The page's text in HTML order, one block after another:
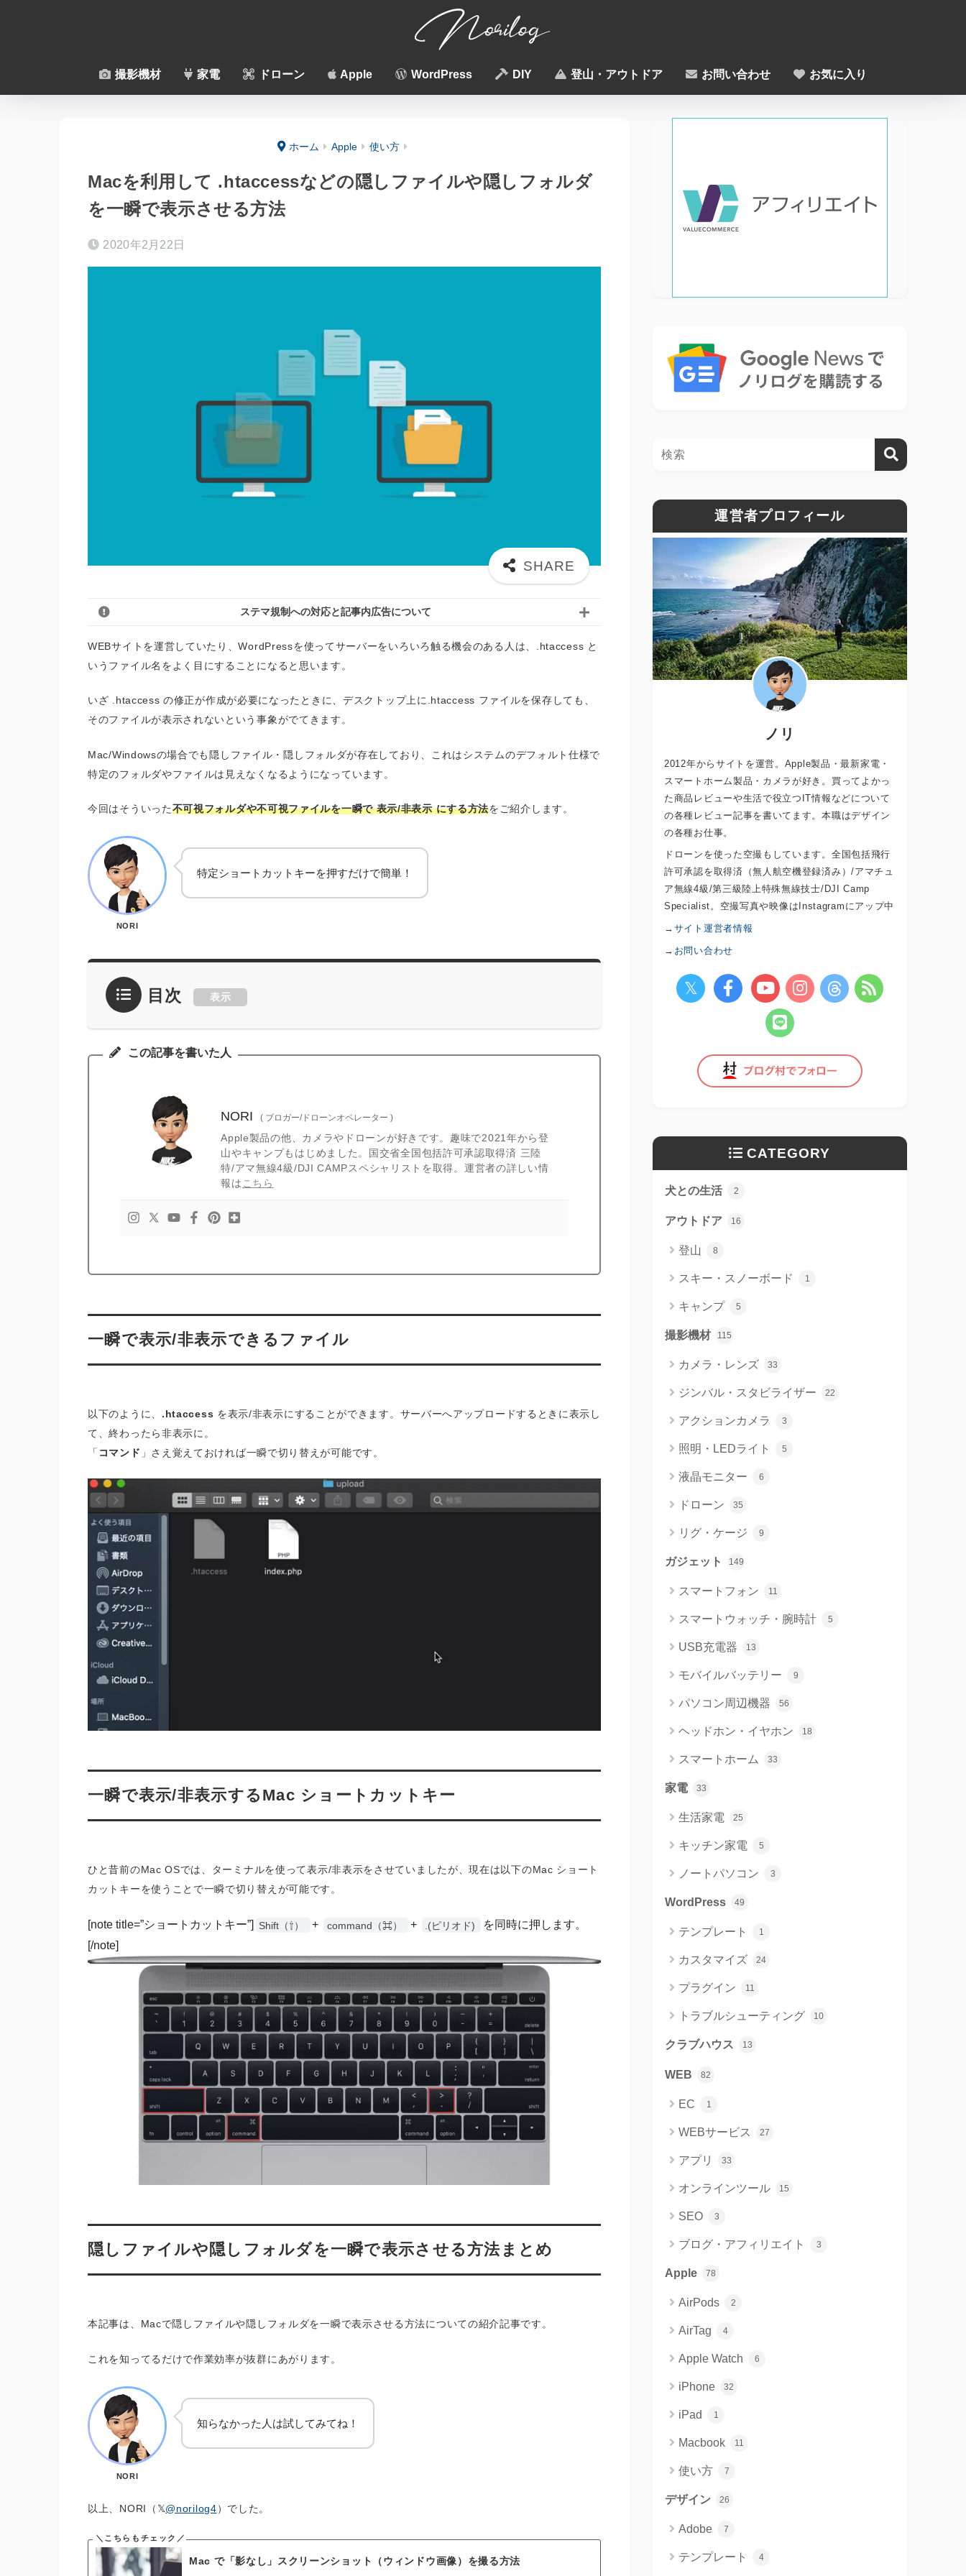
撮影機材 家電 ドローン Apple WordPress DIY 登山・アウトドア お問い合わせ お気に入り
ホーム Apple 使い方
Macを利用して .htaccessなどの隠しファイルや隠しフォルダ
を一瞬で表示させる方法
2020年2月22日
ステマ規制への対応と記事内広告について
WEBサイトを運営していたり、WordPressを使ってサーバーをいろいろ触る機会のある人は、.htaccess と
いうファイル名をよく目にすることになると思います。
いざ .htaccess の修正が作成が必要になったときに、デスクトップ上に.htaccess ファイルを保存しても、
そのファイルが表示されないという事象がでてきます。
Mac/Windowsの場合でも隠しファイル・隠しフォルダが存在しており、これはシステムのデフォルト仕様で
特定のフォルダやファイルは見えなくなるようになっています。
今回はそういった不可視フォルダや不可視ファイルを一瞬で 表示/非表示 にする方法をご紹介します。
NORI
特定ショートカットキーを押すだけで簡単！
目次 表示
この記事を書いた人
NORI ( ブロガー/ドローンオペレーター)
Apple製品の他、カメラやドローンが好きです。趣味で2021年から登
山やキャンプもはじめました。国交省全国包括許可承認取得済 三陸
特/アマ無線4級/DJI CAMPスペシャリストを取得。運営者の詳しい情
報は こちら
一瞬で表示/非表示できるファイル
以下のように、 .htaccess を表示/非表示にすることができます。サーバーへアップロードするときに表示し
て、終わったら非表示に。
「 コマンド 」さえ覚えておければ一瞬で切り替えが可能です。
一瞬で表示/非表示するMac ショートカットキー
ひと昔前のMac OSでは、ターミナルを使って表示/非表示をさせていましたが、現在は以下のMac ショート
カットキーを使うことで一瞬で切り替えが可能です。
[note title=”ショートカットキー”] Shift（⇧） + command（⌘） + .(ピリオド)
を同時に押します。
[/note]
隠しファイルや隠しフォルダを一瞬で表示させる方法まとめ
本記事は、Macで隠しファイルや隠しフォルダを一瞬で表示させる方法についての紹介記事です。
これを知ってるだけで作業効率が抜群にあがります。
NORI
知らなかった人は試してみてね！
以上、NORI（ @norilog4）でした。
Mac で「影なし」スクリーンショット（ウィンドウ画像）を撮る方法
運営者プロフィール
ノリ
2012年からサイトを運営。Apple製品・最新家電・
スマートホーム製品・カメラが好き。買ってよかっ
た商品レビューや生活で役立つIT情報などについて
の各種レビュー記事を書いてます。本職はデザイン
の各種お仕事。
ドローンを使った空撮もしています。全国包括飛行
許可承認を取得済（無人航空機登録済み）/アマチュ
ア無線4級/第三級陸上特殊無線技士/DJI Camp
Specialist。空撮写真や映像はInstagramにアップ中
→ サイト運営者情報
→ お問い合わせ
CATEGORY
犬との生活 2
アウトドア 16
登山 8
スキー・スノーボード 1
キャンプ 5
撮影機材 115
カメラ・レンズ 33
ジンバル・スタビライザー 22
アクションカメラ 3
照明・LEDライト 5
液晶モニター 6
ドローン 35
リグ・ケージ 9
ガジェット 149
スマートフォン 11
スマートウォッチ・腕時計 5
USB充電器 13
モバイルバッテリー 9
パソコン周辺機器 56
ヘッドホン・イヤホン 18
スマートホーム 33
家電 33
生活家電 25
キッチン家電 5
ノートパソコン 3
WordPress 49
テンプレート 1
カスタマイズ 24
プラグイン 11
トラブルシューティング 10
クラブハウス 13
WEB 82
EC 1
WEBサービス 27
アプリ 33
オンラインツール 15
SEO 3
ブログ・アフィリエイト 3
Apple 78
AirPods 2
AirTag 4
Apple Watch 6
iPhone 32
iPad 1
Macbook 11
使い方 7
デザイン 26
Adobe 7
テンプレート 4